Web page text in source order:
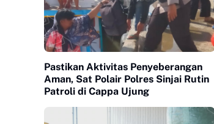
Pastikan Aktivitas Penyeberangan
Aman, Sat Polair Polres Sinjai Rutin
Patroli di Cappa Ujung